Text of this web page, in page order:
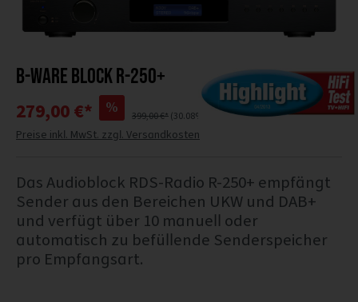
B-WARE Block R-250+
279,00 €* % 399,00 €*(30.08% gespart)
Preise inkl. MwSt. zzgl. Versandkosten
Das Audioblock RDS-Radio R-250+ empfängt
Sender aus den Bereichen UKW und DAB+
und verfügt über 10 manuell oder
automatisch zu befüllende Senderspeicher
pro Empfangsart.